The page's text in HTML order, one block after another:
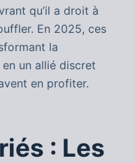
qu’il a droit à
En 2025, ces
la
en un allié discret
en profiter.
: Les